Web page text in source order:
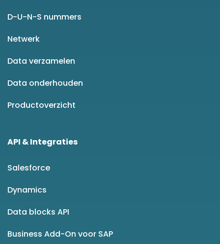
D-U-N-S nummers
Netwerk
Data verzamelen
Data onderhouden
Productoverzicht
API & Integraties
Salesforce
Dynamics
Data blocks API
Business Add-On voor SAP